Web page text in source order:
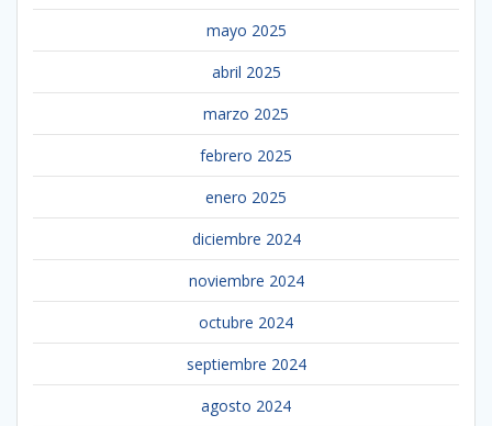
mayo 2025
abril 2025
marzo 2025
febrero 2025
enero 2025
diciembre 2024
noviembre 2024
octubre 2024
septiembre 2024
agosto 2024